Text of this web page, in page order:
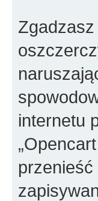
internetu